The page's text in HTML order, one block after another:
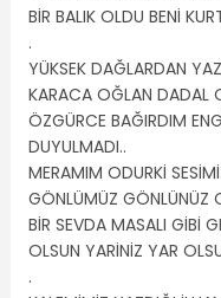
BİR BALIK OLDU BENİ
.
YÜKSEK DAĞLARDAN
KARACA OĞLAN DADAL
ÖZGÜRCE BAĞIRDIM
DUYULMADI..
MERAMIM ODURKİ
GÖNLÜMÜZ GÖNLÜNÜZ
BİR SEVDA MASALI GİBİ
OLSUN YARİNİZ YAR
.